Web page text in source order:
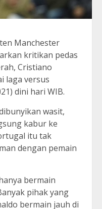
Manchester
kritikan pedas
Cristiano
laga versus
dini hari WIB.
wasit,
kabur ke
itu tak
dengan pemain
bermain
pihak yang
bermain jauh di